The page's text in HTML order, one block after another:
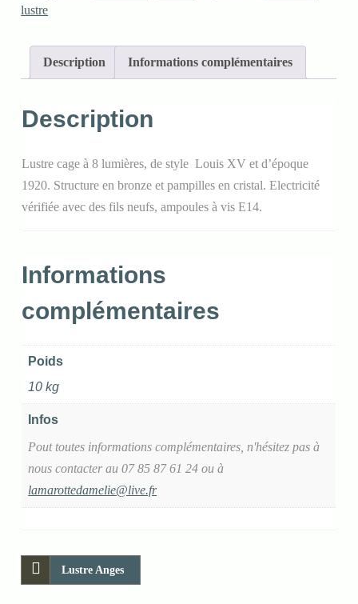
lustre
Description Informations complémentaires
Description
Lustre cage à 8 lumières, de style Louis XV et d’époque
1920. Structure en bronze et pampilles en cristal. Electricité
vérifiée avec des fils neufs, ampoules à vis E14.
Informations
complémentaires
Poids
10 kg
Infos
Pout toutes informations complémentaires, n'hésitez pas à
nous contacter au 07 85 87 61 24 ou à
lamarottedamelie@live.fr
Lustre Anges